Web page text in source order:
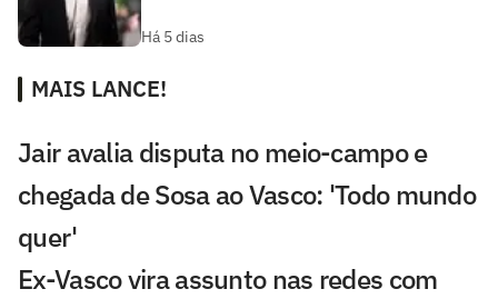
Há 5 dias
MAIS LANCE!
Jair avalia disputa no meio-campo e
chegada de Sosa ao Vasco: 'Todo mundo
quer'
Ex-Vasco vira assunto nas redes com